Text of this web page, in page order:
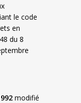
le code
en
du 8
modifié